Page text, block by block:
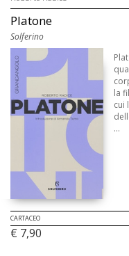
Platone
Solferino
la
cui
...
CARTACEO
€ 7,90